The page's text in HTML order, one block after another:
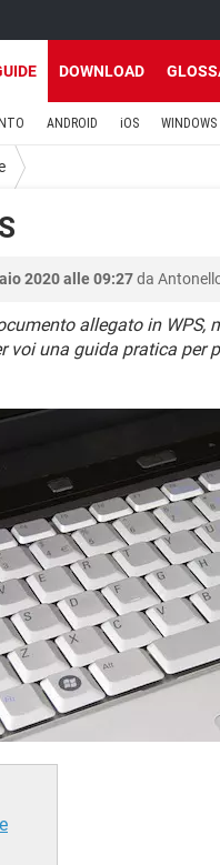
DOWNLOAD
ANDROID iOS
2020 alle 09:27da
allegato in WPS,
voi una guida pratica per